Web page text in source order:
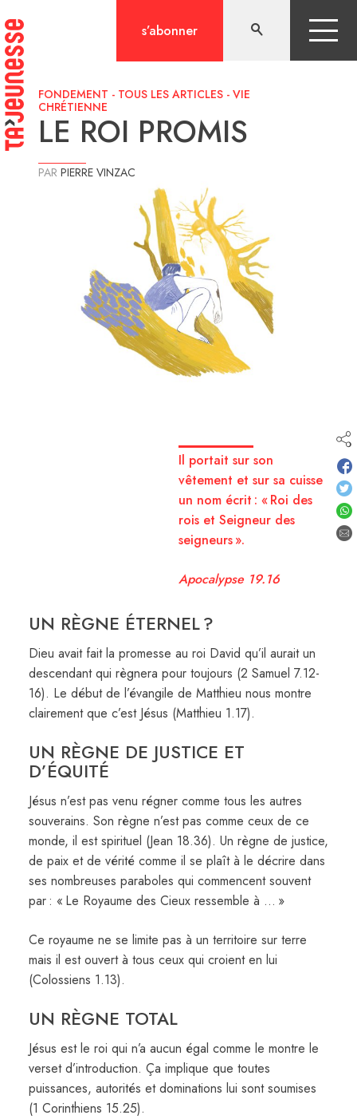
au
contenu
s’abonner
FONDEMENT - TOUS LES ARTICLES - VIE
CHRÉTIENNE
LE ROI PROMIS
PAR PIERRE VINZAC
Il portait sur son
vêtement et sur sa cuisse
un nom écrit : « Roi des
rois et Seigneur des
seigneurs ».
Apocalypse 19.16
UN RÈGNE ÉTERNEL ?
Dieu avait fait la promesse au roi David qu’il aurait un
descendant qui règnera pour toujours (2 Samuel 7.12-
16). Le début de l’évangile de Matthieu nous montre
clairement que c’est Jésus (Matthieu 1.17).
UN RÈGNE DE JUSTICE ET
D’ÉQUITÉ
Jésus n’est pas venu régner comme tous les autres
souverains. Son règne n’est pas comme ceux de ce
monde, il est spirituel (Jean 18.36). Un règne de justice,
de paix et de vérité comme il se plaît à le décrire dans
ses nombreuses paraboles qui commencent souvent
par : « Le Royaume des Cieux ressemble à … »
Ce royaume ne se limite pas à un territoire sur terre
mais il est ouvert à tous ceux qui croient en lui
(Colossiens 1.13).
UN RÈGNE TOTAL
Jésus est le roi qui n’a aucun égal comme le montre le
verset d’introduction. Ça implique que toutes
puissances, autorités et dominations lui sont soumises
(1 Corinthiens 15.25).